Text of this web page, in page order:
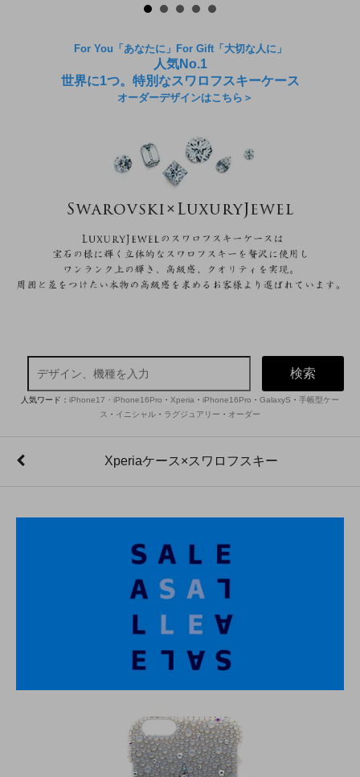
For You「あなたに」For Gift「大切な人に」
人気No.1
世界に1つ。特別なスワロフスキーケース
オーダーデザインはこちら＞
検索
人気ワード： iPhone17・iPhone16Pro ・ Xperia ・ iPhone16Pro ・ GalaxyS ・ 手帳型ケー
ス ・ イニシャル ・ ラグジュアリー ・ オーダー
Xperiaケース×スワロフスキー